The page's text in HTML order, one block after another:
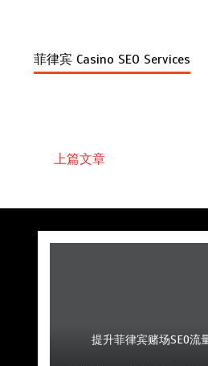
菲律宾 Casino SEO Services
上篇文章
为赌场提供有效SEO
提升菲律宾赌场SEO流
家
如何通过SEO提升菲律宾
提升赌场SEO效果的
菲律宾赌场公司如何运用创
如何通过SEO增加菲律宾